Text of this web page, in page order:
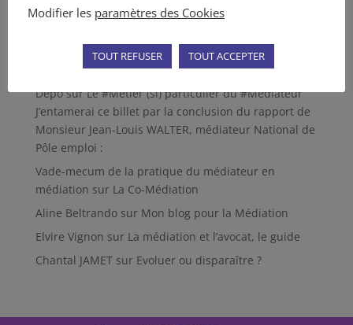
L’Incompétence du Juge et la Médiation
Commentaires récents
DeposurLe #Métier (si) particulier du #Médiateur
J’entamerai ce billet par la conclusion du rapport de
Monsieur Jean-Louis WALTER, médiateur National de
Pôle emploi :
Vade-mecum de la pratique du médiateur en
médiation sur La Co-Médiation
Aline Beltrandosur Mon blog pour la Médiation
Elvire Vignon sur La médiation et l’avocat, le guide
Chantal JAMETsur Evoluer ou disparaître ?
Modifier les paramètres des Cookies
TOUT REFUSER TOUT ACCEPTER